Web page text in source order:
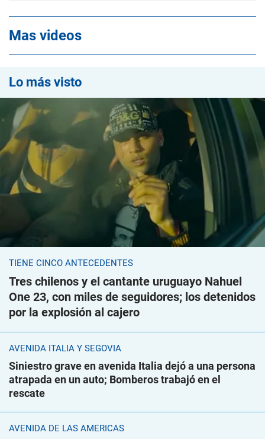
Mas videos
Lo más visto
TIENE CINCO ANTECEDENTES
Tres chilenos y el cantante uruguayo Nahuel
One 23, con miles de seguidores; los detenidos
por la explosión al cajero
AVENIDA ITALIA Y SEGOVIA
Siniestro grave en avenida Italia dejó a una persona
atrapada en un auto; Bomberos trabajó en el
rescate
AVENIDA DE LAS AMÉRICAS